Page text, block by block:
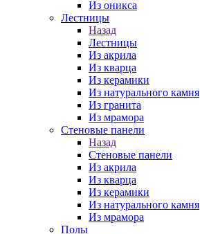
Из оникса
Лестницы
Назад
Лестницы
Из акрила
Из кварца
Из керамики
Из натурального камня
Из гранита
Из мрамора
Стеновые панели
Назад
Стеновые панели
Из акрила
Из кварца
Из керамики
Из натурального камня
Из мрамора
Полы